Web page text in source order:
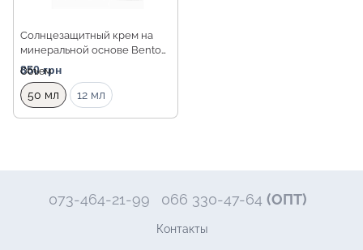
Солнцезащитный крем на
минеральной основе Benton
Skin Fit Mineral Sun Cream
SPF50+/PA++++, 50 мл
850 грн
Объем
50 мл 12 мл
073-464-21-99 066 330-47-64 (ОПТ)
Контакты